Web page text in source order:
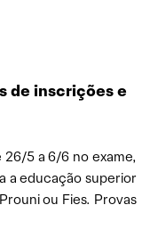
de inscrições e
5 a 6/6 no exame,
a educação superior
ou Fies. Provas